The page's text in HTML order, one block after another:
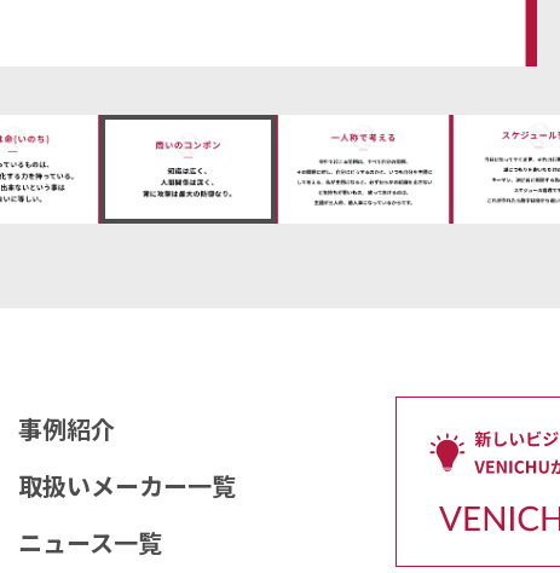
事例紹介
取扱いメーカー一覧
ニュース一覧